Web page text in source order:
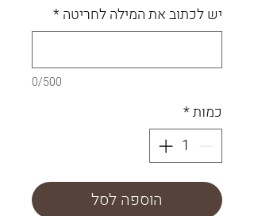
יש לכתוב את המילה לחריטה*
0/500
כמות*
הוספה לסל